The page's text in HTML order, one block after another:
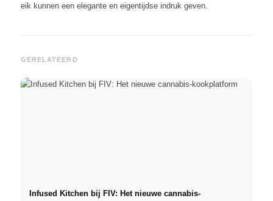
eik kunnen een elegante en eigentijdse indruk geven.
GERELATEERD
Infused Kitchen bij FIV: Het nieuwe cannabis-